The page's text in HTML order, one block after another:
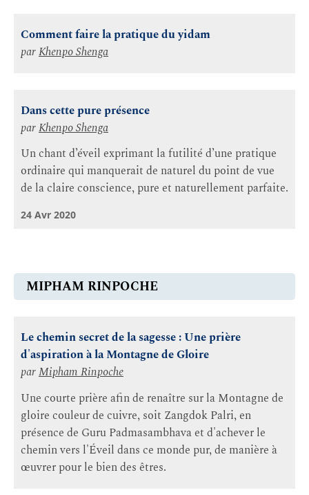
Comment faire la pratique du yidam
parKhenpo Shenga
Dans cette pure présence
parKhenpo Shenga
Un chant d’éveil exprimant la futilité d’une pratique
ordinaire qui manquerait de naturel du point de vue
de la claire conscience, pure et naturellement parfaite.
24 Avr 2020
MIPHAM RINPOCHE
Le chemin secret de la sagesse : Une prière
d'aspiration à la Montagne de Gloire
parMipham Rinpoche
Une courte prière afin de renaître sur la Montagne de
gloire couleur de cuivre, soit Zangdok Palri, en
présence de Guru Padmasambhava et d'achever le
chemin vers l'Éveil dans ce monde pur, de manière à
œuvrer pour le bien des êtres.